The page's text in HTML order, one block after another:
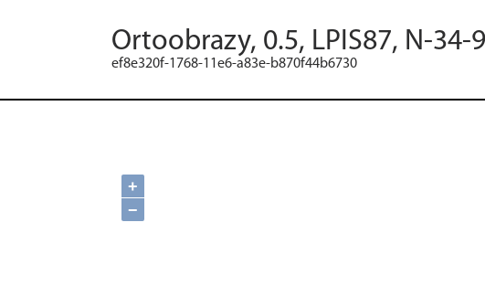
Ortoobrazy, 0.5, LPIS87, N-34-
ef8e320f-1768-11e6-a83e-b870f44b6730
+
−